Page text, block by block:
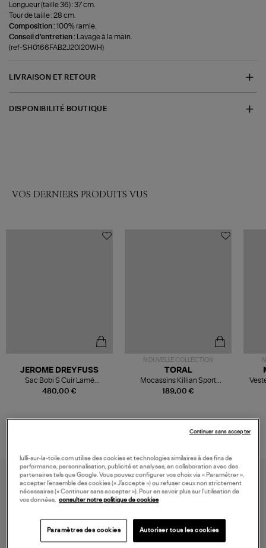
Longueur (taille 36) : 37 cm.
Tour de taille : 28 cm.
Composition :100% ramie.
Conseil d'entretien :
Lavage à la main.
(ref-SH0166FAB2J20I20WH)
LIVRAISON ET RETOUR
DISPONIBILITÉ BOUTIQUE
VOS DERNIERS PRODUITS VUS
480,00 €
JEROME DREYFUSS
Sac Bobi S Cuir Lamé
Champagne
NOUVELLE COLLECTION
189,00 €
TORAL
Mocassins Killian Sport
Mousse
LIVRAISON GRATUITE
lulli-sur-la-toile.com utilise des cookies et technologies similaires à des fins de
performance, personnalisation, publicité et analyses, en collaboration avec des
partenaires tels que Google. Vous pouvez configurer vos choix via « Paramétrer »,
accepter l’ensemble des cookies (« J’accepte ») ou refuser ceux non strictement
nécessaires (« Continuer sans accepter »). Pour en savoir plus sur l’utilisation de
vos données, consulter notre politique de cookies
Paramètres des cookies Autoriser tous les cookies
Continuer sans accepter